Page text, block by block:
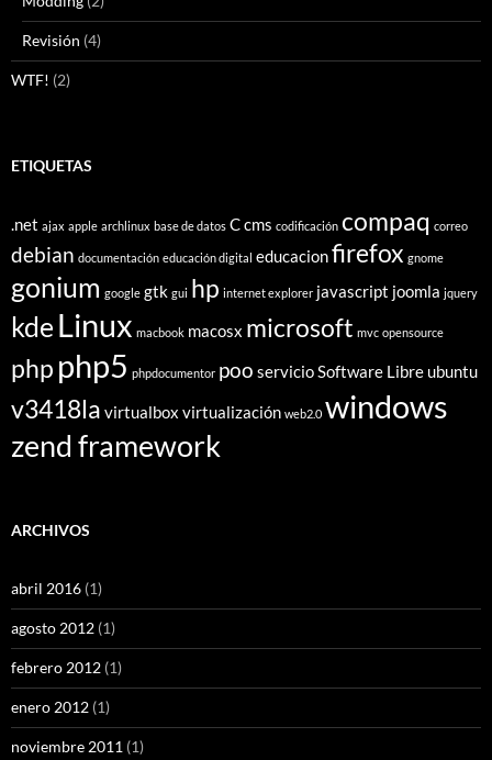
Revisión (4)
WTF! (2)
ETIQUETAS
.net ajax apple archlinux base de datos Ccms codificación compaq correo
debian documentación educación digital educacionfirefox gnome
gonium google gtk gui hp internet explorer javascript joomla jquery
kde Linux macbook macosx microsoft mvc opensource
php php5 phpdocumentor poo servicioSoftware Libre ubuntu
v3418la virtualbox virtualización web2.0 windows
zend framework
ARCHIVOS
abril 2016 (1)
agosto 2012 (1)
febrero 2012 (1)
enero 2012 (1)
noviembre 2011 (1)